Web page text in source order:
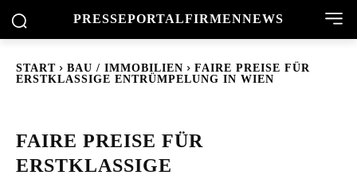
PRESSEPORTALFIRMENNEWS
START BAU / IMMOBILIEN
FAIRE PREISE FÜR
ERSTKLASSIGE ENTRÜMPELUNG IN WIEN
FAIRE PREISE FÜR
ERSTKLASSIGE